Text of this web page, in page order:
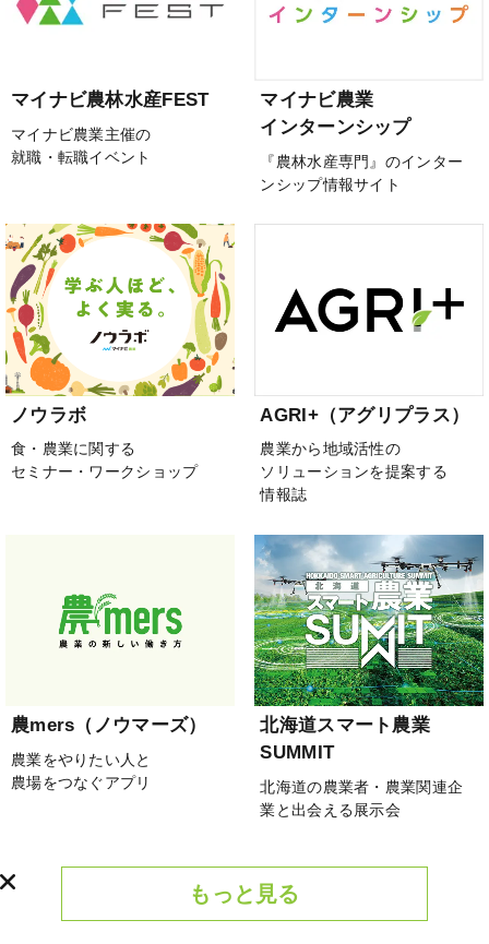
マイナビ農林水産FEST
マイナビ農業主催の
就職・転職イベント
マイナビ農業
インターンシップ
『農林水産専門』のインター
ンシップ情報サイト
ノウラボ
食・農業に関する
セミナー・ワークショップ
AGRI+（アグリプラス）
農業から地域活性の
ソリューションを提案する
情報誌
農mers（ノウマーズ）
農業をやりたい人と
農場をつなぐアプリ
北海道スマート農業
SUMMIT
北海道の農業者・農業関連企
業と出会える展示会
もっと見る